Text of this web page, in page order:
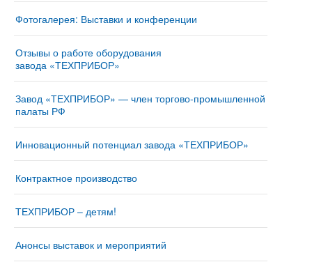
Фотогалерея: Выставки и конференции
Отзывы о работе оборудования
завода «ТЕХПРИБОР»
Завод «ТЕХПРИБОР» — член торгово-промышленной
палаты РФ
Инновационный потенциал завода «ТЕХПРИБОР»
Контрактное производство
ТЕХПРИБОР – детям!
Анонсы выставок и мероприятий